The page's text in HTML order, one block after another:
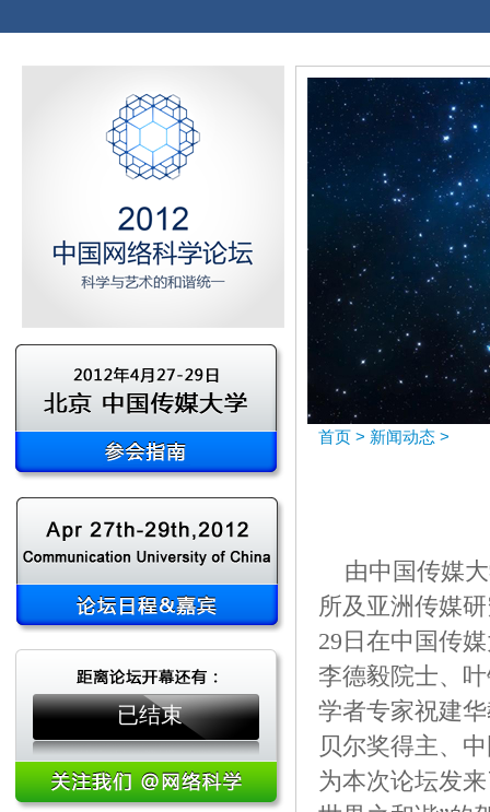
已结束
首页 > 新闻动态 >
由中国传媒
所及亚洲传媒
29日在中国传
李德毅院士、
学者专家祝建
贝尔奖得主、
为本次论坛发